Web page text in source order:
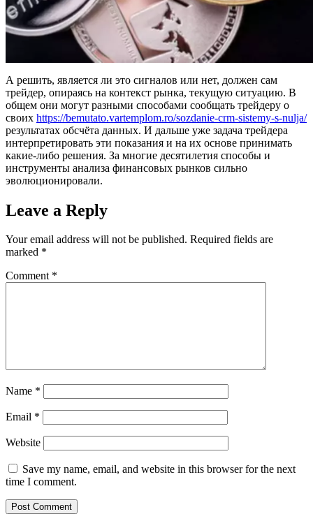
А решить, является ли это сигналов или нет, должен сам
трейдер, опираясь на контекст рынка, текущую ситуацию. В
общем они могут разными способами сообщать трейдеру о
своих https://bemutato.vartemplom.ro/sozdanie-crm-sistemy-s-nulja/
результатах обсчёта данных. И дальше уже задача трейдера
интерпретировать эти показания и на их основе принимать
какие-либо решения. За многие десятилетия способы и
инструменты анализа финансовых рынков сильно
эволюционировали.
Leave a Reply
Your email address will not be published. Required fields are
marked *
Comment *
Name *
Email *
Website
Save my name, email, and website in this browser for the next
time I comment.